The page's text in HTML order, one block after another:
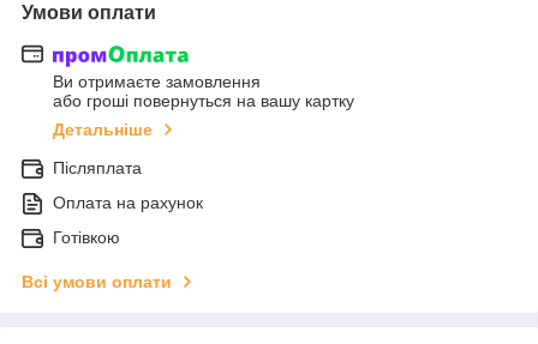
Умови оплати
Ви отримаєте замовлення
або гроші повернуться на вашу картку
Детальніше
Післяплата
Оплата на рахунок
Готівкою
Всі умови оплати